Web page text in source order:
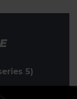
5)